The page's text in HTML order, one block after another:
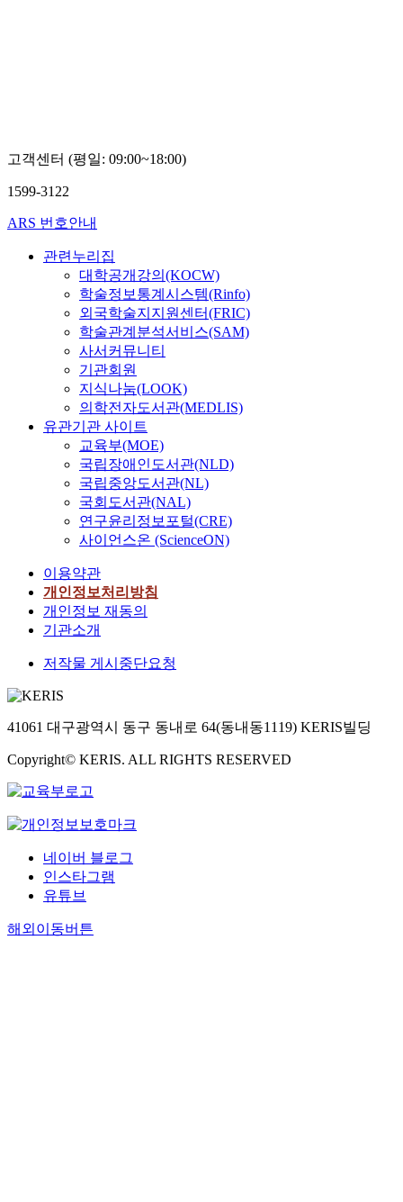
고객센터 (평일: 09:00~18:00)
1599-3122
ARS 번호안내
관련누리집
대학공개강의(KOCW)
학술정보통계시스템(Rinfo)
외국학술지지원센터(FRIC)
학술관계분석서비스(SAM)
사서커뮤니티
기관회원
지식나눔(LOOK)
의학전자도서관(MEDLIS)
유관기관 사이트
교육부(MOE)
국립장애인도서관(NLD)
국립중앙도서관(NL)
국회도서관(NAL)
연구윤리정보포털(CRE)
사이언스온 (ScienceON)
이용약관
개인정보처리방침
개인정보 재동의
기관소개
저작물 게시중단요청
41061 대구광역시 동구 동내로 64(동내동1119) KERIS빌딩
Copyright© KERIS. ALL RIGHTS RESERVED
네이버 블로그
인스타그램
유튜브
해외이동버튼